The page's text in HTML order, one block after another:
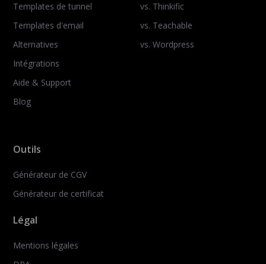
Templates de tunnel
Templates d'email
Alternatives
Intégrations
Aide & Support
Blog
vs. Thinkific
vs. Teachable
vs. Wordpress
Outils
Générateur de CGV
Générateur de certificat
Légal
Mentions légales